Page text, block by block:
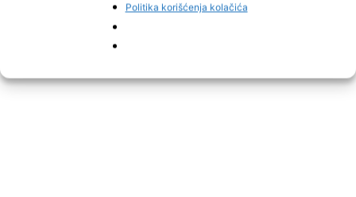
Politika korišćenja kolačića